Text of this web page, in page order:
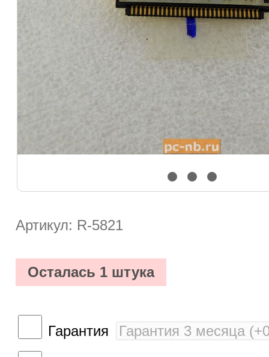
Артикул: R-5821
Осталась 1 штука
Гарантия